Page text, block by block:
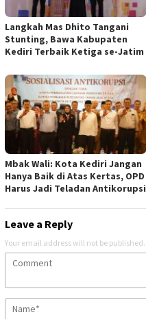
Langkah Mas Dhito Tangani
Stunting, Bawa Kabupaten
Kediri Terbaik Ketiga se-Jatim
Mbak Wali: Kota Kediri Jangan
Hanya Baik di Atas Kertas, OPD
Harus Jadi Teladan Antikorupsi
Leave a Reply
Your email address will not be published.